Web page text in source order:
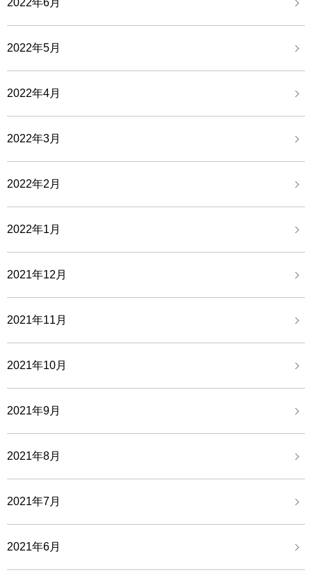
2022年6月
2022年5月
2022年4月
2022年3月
2022年2月
2022年1月
2021年12月
2021年11月
2021年10月
2021年9月
2021年8月
2021年7月
2021年6月